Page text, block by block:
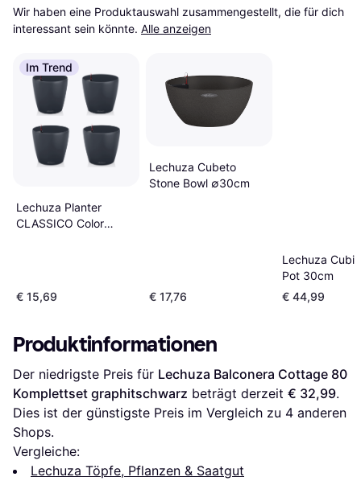
Wir haben eine Produktauswahl zusammengestellt, die für dich
interessant sein könnte. Alle anzeigen
Im Trend
Lechuza Planter
CLASSICO Color
€ 15,69
Lechuza Cubeto
Stone Bowl ∅30cm
€ 17,76
Lechuza
Pot 30cm
€ 44,99
Produktinformationen
Der niedrigste Preis für Lechuza Balconera Cottage 80
Komplettset graphitschwarz beträgt derzeit € 32,99.
Dies ist der günstigste Preis im Vergleich zu 4 anderen
Shops.
Vergleiche:
Lechuza Töpfe, Pflanzen & Saatgut